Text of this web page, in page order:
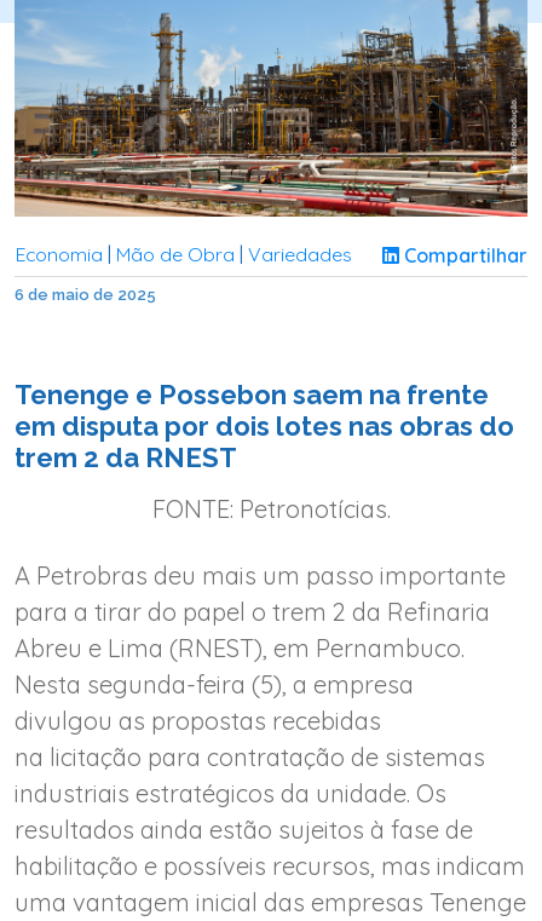
Economia Mão de Obra Variedades Compartilhar
6 de maio de 2025
Tenenge e Possebon saem na frente
em disputa por dois lotes nas obras do
trem 2 da RNEST
FONTE: Petronotícias.
A Petrobras deu mais um passo importante
para a tirar do papel o trem 2 da Refinaria
Abreu e Lima (RNEST), em Pernambuco.
Nesta segunda-feira (5), a empresa
divulgou as propostas recebidas
na licitação para contratação de sistemas
industriais estratégicos da unidade. Os
resultados ainda estão sujeitos à fase de
habilitação e possíveis recursos, mas indicam
uma vantagem inicial das empresas Tenenge